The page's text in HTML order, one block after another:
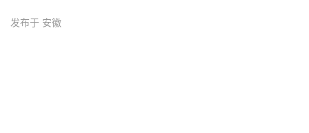
发布于 安徽